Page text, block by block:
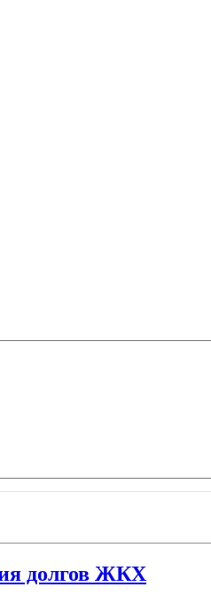
долгов ЖКХ